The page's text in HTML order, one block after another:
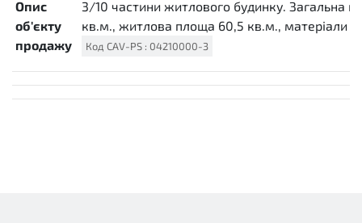
Опис
об'єкту
продажу
3/10 частини житлового будинку. Загальна
кв.м., житлова площа 60,5 кв.м., матеріали
Код CAV-PS : 04210000-3